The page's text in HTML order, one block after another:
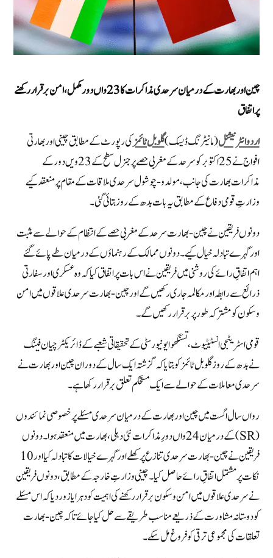
چین اور بھارت کے درمیان سرحدی مذاکرات کا 23واں دور مکمل، امن برقرار رکھنے
پر اتفاق
اردو انٹرنیشنل(مانیٹرنگ ڈیسک)گلوبل ٹائمزکی رپورٹ کے مطابق چینی اور بھارتی
افواج نے 25 اکتوبر کو سرحد کے مغربی حصے پر جنرل سطح کے 23ویں دور کے
مذاکرات بھارت کی جانب، مولدو-چوشول سرحدی ملاقات کے مقام پر منعقد کیے
وزارتِ قومی دفاع کے مطابق یہ بات بدھ کے روز بتائی گئی۔
دونوں فریقین نے چین-بھارت سرحد کے مغربی حصے کے انتظام کے حوالے سے مثبت
اور گہرے تبادلہ خیال کیے۔ دونوں ممالک کے رہنماؤں کے درمیان طے پائے گئے
اہم اتفاقِ رائے کی روشنی میں فریقین نے اس بات پر اتفاق کیا کہ وہ عسکری اور سفارتی
ذرائع سے رابطہ اور مکالمہ جاری رکھیں گے اور چین-بھارت سرحدی علاقوں میں امن
و سکون کو مشترکہ طور پر برقرار رکھیں گے۔
قومی اسٹریٹجی انسٹیٹیوٹ، تسنگھوا یونیورسٹی کے تحقیقاتی شعبے کے ڈائریکٹر چیان فینگ
نے بدھ کے روز گلوبل ٹائمز کو بتایا کہ گزشتہ ایک سال کے دوران چین اور بھارت نے
سرحدی معاملات کے حوالے سے ایک مستحکم تعلق برقرار رکھا ہے۔
رواں سال اگست میں چین اور بھارت کے درمیان سرحدی مسئلے پر خصوصی نمائندوں
(SR) کے درمیان 24واں دورِ مذاکرات نئی دہلی، بھارت میں منعقد ہوا۔ دونوں
فریقین نے چین-بھارت سرحدی تنازع پر کھلے اور گہرے خیالات کا تبادلہ کیا اور 10
نکات پر مشتمل اتفاقِ رائے حاصل کیا۔ چینی وزارتِ خارجہ کے مطابق، دونوں فریقین
نے سرحدی علاقوں میں امن و سکون برقرار رکھنے کی اہمیت کو دہرایا زور دیا کہ اس مسئلے
کو دوستانہ مشاورت کے ذریعے مناسب طریقے سے حل کیا جائے تاکہ چین-بھارت
تعلقات کی مجموعی ترقی کو فروغ مل سکے۔